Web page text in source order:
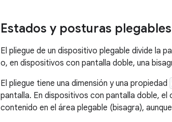
Estados y posturas plegables
El pliegue de un dispositivo plegable divide la
o, en dispositivos con pantalla doble, una
El pliegue tiene una dimensión y una propiedad
pantalla. En dispositivos con pantalla doble, el
contenido en el área plegable (bisagra),